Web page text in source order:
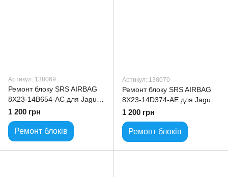
Артикул: 138069
Ремонт блоку SRS AIRBAG
8X23-14B654-AC для Jaguar
XF
1 200 грн
Ремонт блоків
Артикул: 138070
Ремонт блоку SRS AIRBAG
8X23-14D374-AE для Jaguar
XF
1 200 грн
Ремонт блоків